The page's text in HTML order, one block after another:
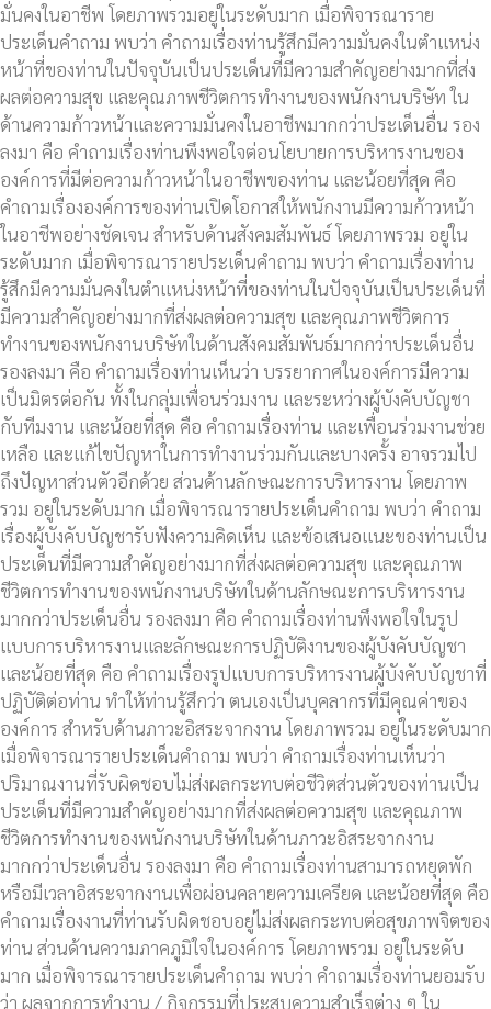
มั่นคงในอาชีพ โดยภาพรวมอยู่ในระดับมาก เมื่อพิจารณาราย
ประเด็นคำถาม พบว่า คำถามเรื่องท่านรู้สึกมีความมั่นคงในตำแหน่ง
หน้าที่ของท่านในปัจจุบันเป็นประเด็นที่มีความสำคัญอย่างมากที่ส่ง
ผลต่อความสุข และคุณภาพชีวิตการทำงานของพนักงานบริษัท ใน
ด้านความก้าวหน้าและความมั่นคงในอาชีพมากกว่าประเด็นอื่น รอง
ลงมา คือ คำถามเรื่องท่านพึงพอใจต่อนโยบายการบริหารงานของ
องค์การที่มีต่อความก้าวหน้าในอาชีพของท่าน และน้อยที่สุด คือ
คำถามเรื่ององค์การของท่านเปิดโอกาสให้พนักงานมีความก้าวหน้า
ในอาชีพอย่างชัดเจน สำหรับด้านสังคมสัมพันธ์ โดยภาพรวม อยู่ใน
ระดับมาก เมื่อพิจารณารายประเด็นคำถาม พบว่า คำถามเรื่องท่าน
รู้สึกมีความมั่นคงในตำแหน่งหน้าที่ของท่านในปัจจุบันเป็นประเด็นที่
มีความสำคัญอย่างมากที่ส่งผลต่อความสุข และคุณภาพชีวิตการ
ทำงานของพนักงานบริษัทในด้านสังคมสัมพันธ์มากกว่าประเด็นอื่น
รองลงมา คือ คำถามเรื่องท่านเห็นว่า บรรยากาศในองค์การมีความ
เป็นมิตรต่อกัน ทั้งในกลุ่มเพื่อนร่วมงาน และระหว่างผู้บังคับบัญชา
กับทีมงาน และน้อยที่สุด คือ คำถามเรื่องท่าน และเพื่อนร่วมงานช่วย
เหลือ และแก้ไขปัญหาในการทำงานร่วมกันและบางครั้ง อาจรวมไป
ถึงปัญหาส่วนตัวอีกด้วย ส่วนด้านลักษณะการบริหารงาน โดยภาพ
รวม อยู่ในระดับมาก เมื่อพิจารณารายประเด็นคำถาม พบว่า คำถาม
เรื่องผู้บังคับบัญชารับฟังความคิดเห็น และข้อเสนอแนะของท่านเป็น
ประเด็นที่มีความสำคัญอย่างมากที่ส่งผลต่อความสุข และคุณภาพ
ชีวิตการทำงานของพนักงานบริษัทในด้านลักษณะการบริหารงาน
มากกว่าประเด็นอื่น รองลงมา คือ คำถามเรื่องท่านพึงพอใจในรูป
แบบการบริหารงานและลักษณะการปฏิบัติงานของผู้บังคับบัญชา
และน้อยที่สุด คือ คำถามเรื่องรูปแบบการบริหารงานผู้บังคับบัญชาที่
ปฏิบัติต่อท่าน ทำให้ท่านรู้สึกว่า ตนเองเป็นบุคลากรที่มีคุณค่าของ
องค์การ สำหรับด้านภาวะอิสระจากงาน โดยภาพรวม อยู่ในระดับมาก
เมื่อพิจารณารายประเด็นคำถาม พบว่า คำถามเรื่องท่านเห็นว่า
ปริมาณงานที่รับผิดชอบไม่ส่งผลกระทบต่อชีวิตส่วนตัวของท่านเป็น
ประเด็นที่มีความสำคัญอย่างมากที่ส่งผลต่อความสุข และคุณภาพ
ชีวิตการทำงานของพนักงานบริษัทในด้านภาวะอิสระจากงาน
มากกว่าประเด็นอื่น รองลงมา คือ คำถามเรื่องท่านสามารถหยุดพัก
หรือมีเวลาอิสระจากงานเพื่อผ่อนคลายความเครียด และน้อยที่สุด คือ
คำถามเรื่องงานที่ท่านรับผิดชอบอยู่ไม่ส่งผลกระทบต่อสุขภาพจิตของ
ท่าน ส่วนด้านความภาคภูมิใจในองค์การ โดยภาพรวม อยู่ในระดับ
มาก เมื่อพิจารณารายประเด็นคำถาม พบว่า คำถามเรื่องท่านยอมรับ
ว่า ผลจากการทำงาน / กิจกรรมที่ประสบความสำเร็จต่าง ๆ ใน